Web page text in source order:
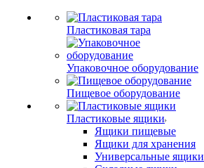
Пластиковая тара
Упаковочное оборудование
Пищевое оборудование
Пластиковые ящики
Ящики пищевые
Ящики для хранения
Универсальные ящики